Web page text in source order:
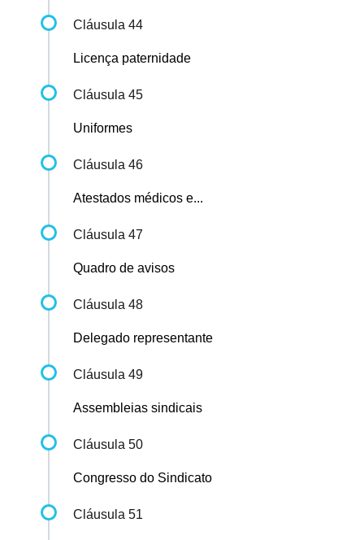
Cláusula 44
Licença paternidade
Cláusula 45
Uniformes
Cláusula 46
Atestados médicos e...
Cláusula 47
Quadro de avisos
Cláusula 48
Delegado representante
Cláusula 49
Assembleias sindicais
Cláusula 50
Congresso do Sindicato
Cláusula 51